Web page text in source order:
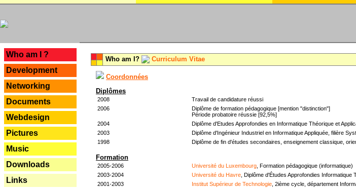
Who am I ?
Development
Networking
Documents
Webdesign
Pictures
Music
Downloads
Links
Who am I? Curriculum Vitae
Coordonnées
Diplômes
2008
Travail de candidature réussi
2006
Diplôme de formation pédagogique [mention "distinction"]
Période probatoire réussie [92,5%]
2004
Diplôme d'Etudes Approfondies en Informatique Théorique et
2003
Diplôme d'Ingénieur Industriel en Informatique Appliquée, filière
1998
Diplôme de fin d'études secondaires, enseignement classique,
Formation
2005-2006 Université du Luxembourg , Formation pédagogique (informatique)
2003-2004
Université du Havre , Diplôme d'Études Approfondies Informatique
2001-2003
Institut Supérieur de Technologie , 2ième cycle, département